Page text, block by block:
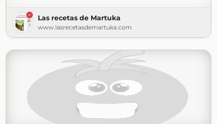
Las recetas de Martuka
www.lasrecetasdemartuka.com